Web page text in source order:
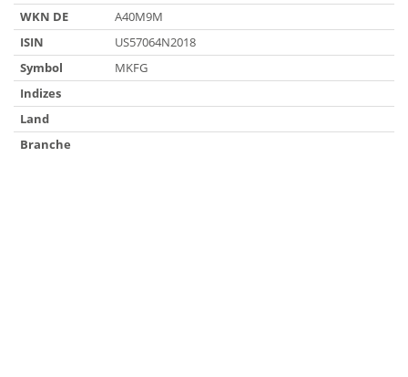
WKN DE
A40M9M
ISIN
US57064N2018
Symbol
MKFG
Indizes
Land
Branche